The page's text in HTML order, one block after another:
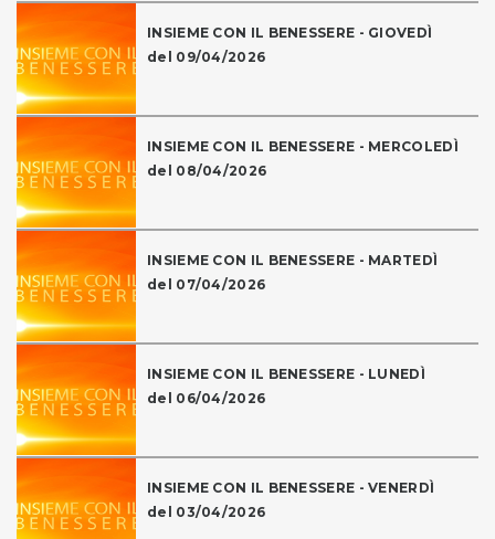
INSIEME CON IL BENESSERE - GIOVEDÌ
del 09/04/2026
INSIEME CON IL BENESSERE - MERCOLEDÌ
del 08/04/2026
INSIEME CON IL BENESSERE - MARTEDÌ
del 07/04/2026
INSIEME CON IL BENESSERE - LUNEDÌ
del 06/04/2026
INSIEME CON IL BENESSERE - VENERDÌ
del 03/04/2026